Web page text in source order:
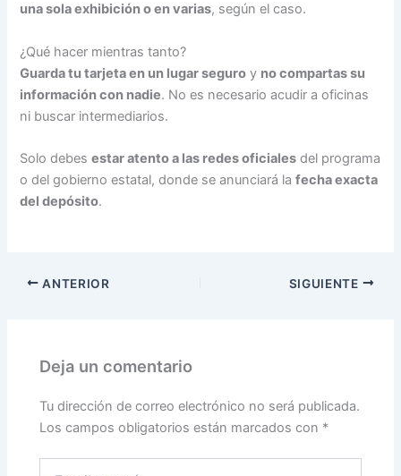
una sola exhibición o en varias, según el caso.
¿Qué hacer mientras tanto?
Guarda tu tarjeta en un lugar seguro y no compartas su
información con nadie. No es necesario acudir a oficinas
ni buscar intermediarios.
Solo debesestar atento a las redes oficiales del programa
o del gobierno estatal, donde se anunciará lafecha exacta
del depósito.
ANTERIOR SIGUIENTE
Deja un comentario
Tu dirección de correo electrónico no será publicada.
Los campos obligatorios están marcados con *